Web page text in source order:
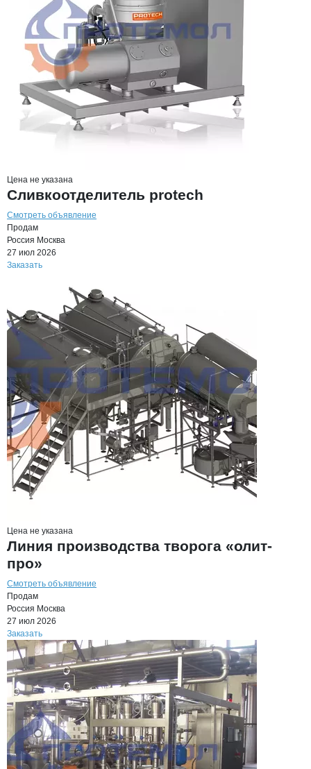
Цена не указана
Сливкоотделитель protech
Смотреть объявление
Продам
Россия Москва
27 июл 2026
Заказать
Цена не указана
Линия производства творога «олит-
про»
Смотреть объявление
Продам
Россия Москва
27 июл 2026
Заказать